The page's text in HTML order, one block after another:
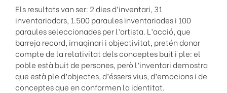
Els resultats van ser: 2 dies d’inventari, 31
inventariadors, 1.500 paraules inventariades i 100
paraules seleccionades per l’artista. L’acció, que
barreja record, imaginari i objectivitat, pretén donar
compte de la relativitat dels conceptes buit i ple: el
poble està buit de persones, però l’inventari demostra
que està ple d’objectes, d’éssers vius, d’emocions i de
conceptes que en conformen la identitat.